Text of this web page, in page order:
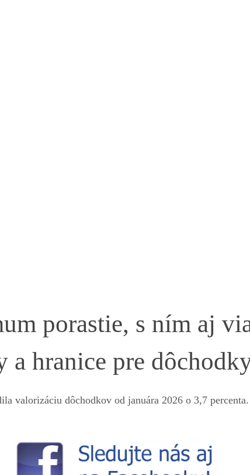
porastie, s ním aj
a hranice pre
valorizáciu dôchodkov od januára 2026 o 3,7